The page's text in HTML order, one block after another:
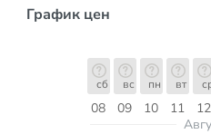
График цен
08
сб
09
вс
10
пн
11
вт
12